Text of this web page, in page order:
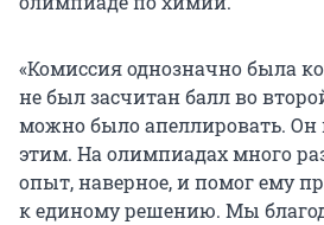
«Комиссия однозначно была
не был засчитан балл во
можно было апеллировать. Он
этим. На олимпиадах много
опыт, наверное, и помог ему
к единому решению. Мы